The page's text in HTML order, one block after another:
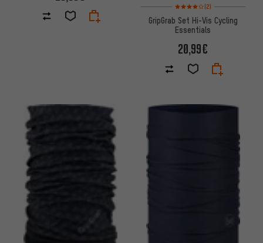
Valoración media: 4 de 5
(2)
GripGrab Set Hi-Vis Cycling
Essentials
20,99€